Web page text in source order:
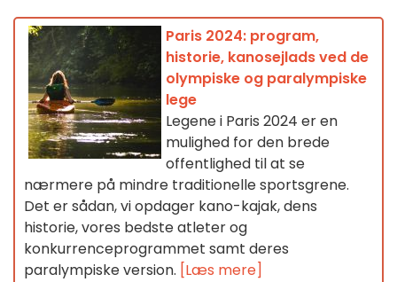
Paris 2024: program,
historie, kanosejlads ved de
olympiske og paralympiske
lege
Legene i Paris 2024 er en
mulighed for den brede
offentlighed til at se
nærmere på mindre traditionelle sportsgrene.
Det er sådan, vi opdager kano-kajak, dens
historie, vores bedste atleter og
konkurrenceprogrammet samt deres
paralympiske version. [Læs mere]